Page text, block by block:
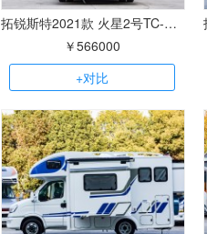
拓锐斯特2021款 火星2号TC-102V无拓展
￥566000
+对比